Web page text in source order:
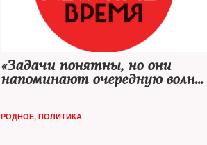
«Задачи понятны, но они
напоминают очередную волну
РОДНОЕ, ПОЛИТИКА